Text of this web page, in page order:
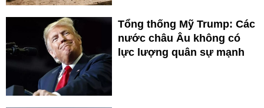
Tổng thống Mỹ Trump: Các
nước châu Âu không có
lực lượng quân sự mạnh